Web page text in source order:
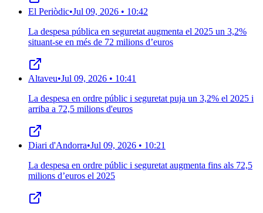
El Periòdic•Jul 09, 2026 • 10:42
La despesa pública en seguretat augmenta el 2025 un 3,2%
situant-se en més de 72 milions d’euros
Altaveu•Jul 09, 2026 • 10:41
La despesa en ordre públic i seguretat puja un 3,2% el 2025 i
arriba a 72,5 milions d'euros
Diari d'Andorra•Jul 09, 2026 • 10:21
La despesa en ordre públic i seguretat augmenta fins als 72,5
milions d’euros el 2025